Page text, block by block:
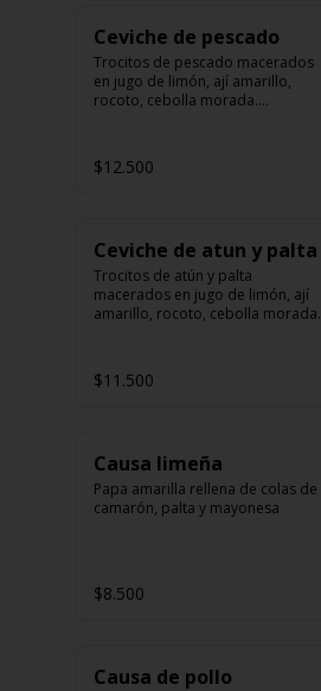
Ceviche de pescado
Trocitos de pescado macerados
en jugo de limón, ají amarillo,
rocoto, cebolla morada.
$12.500
Ceviche de atun y palta
Trocitos de atún y palta
macerados en jugo de limón, ají
amarillo, rocoto, cebolla morada.
$11.500
Causa limeña
Papa amarilla rellena de colas de
camarón, palta y mayonesa
$8.500
Causa de pollo